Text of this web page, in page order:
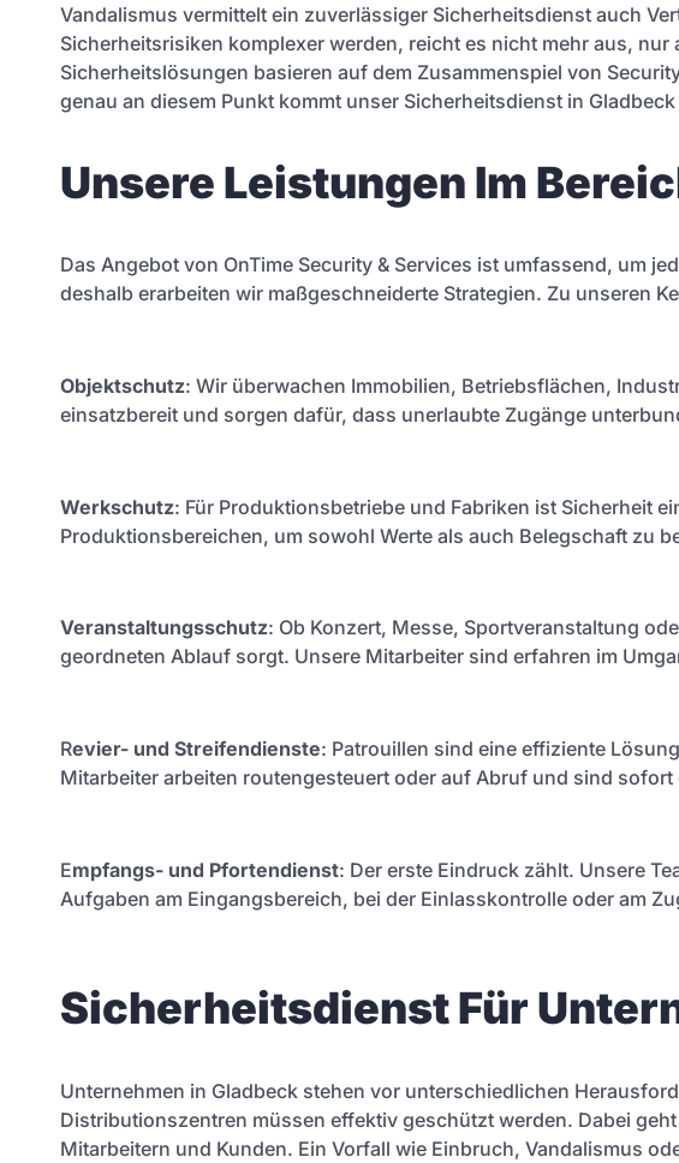
Vandalismus vermittelt ein zuverlässiger Sicherheitsdienst auch
Sicherheitsrisiken komplexer werden, reicht es nicht mehr aus,
Sicherheitslösungen basieren auf dem Zusammenspiel von
genau an diesem Punkt kommt unser Sicherheitsdienst in
Unsere Leistungen Im
Das Angebot von OnTime Security & Services ist umfassend, um
deshalb erarbeiten wir maßgeschneiderte Strategien. Zu unseren
Objektschutz: Wir überwachen Immobilien, Betriebsflächen,
einsatzbereit und sorgen dafür, dass unerlaubte Zugänge
Werkschutz: Für Produktionsbetriebe und Fabriken ist Sicherheit
Produktionsbereichen, um sowohl Werte als auch Belegschaft zu
Veranstaltungsschutz: Ob Konzert, Messe, Sportveranstaltung
geordneten Ablauf sorgt. Unsere Mitarbeiter sind erfahren im
Revier- und Streifendienste: Patrouillen sind eine effiziente
Mitarbeiter arbeiten routengesteuert oder auf Abruf und sind
Empfangs- und Pfortendienst: Der erste Eindruck zählt. Unsere
Aufgaben am Eingangsbereich, bei der Einlasskontrolle oder am
Sicherheitsdienst Für
Unternehmen in Gladbeck stehen vor unterschiedlichen
Distributionszentren müssen effektiv geschützt werden. Dabei
Mitarbeitern und Kunden. Ein Vorfall wie Einbruch, Vandalismus